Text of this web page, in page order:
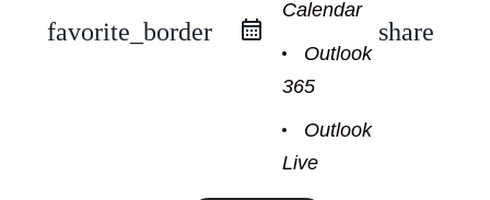
favorite_border
Calendar
Outlook
365
Outlook
Live
share